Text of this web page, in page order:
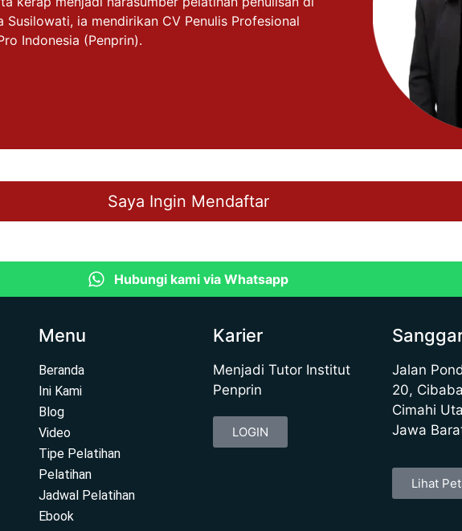
Susilowati, ia mendirikan CV Penulis Profesional
Indonesia (Penprin).
Saya Ingin Mendaftar
Hubungi kami via Whatsapp
Menu
Beranda
Ini Kami
Blog
Video
Tipe Pelatihan
Pelatihan
Jadwal Pelatihan
Ebook
Karier
Menjadi Tutor Institut
Penprin
LOGIN
Jalan
20,
Cimahi
Jawa
Lihat